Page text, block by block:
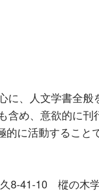
、人文学書全般
め、意欲的に刊
に活動するこ
8-41-10 樅の木